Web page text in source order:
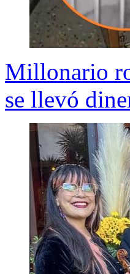
Millonario
se llevó